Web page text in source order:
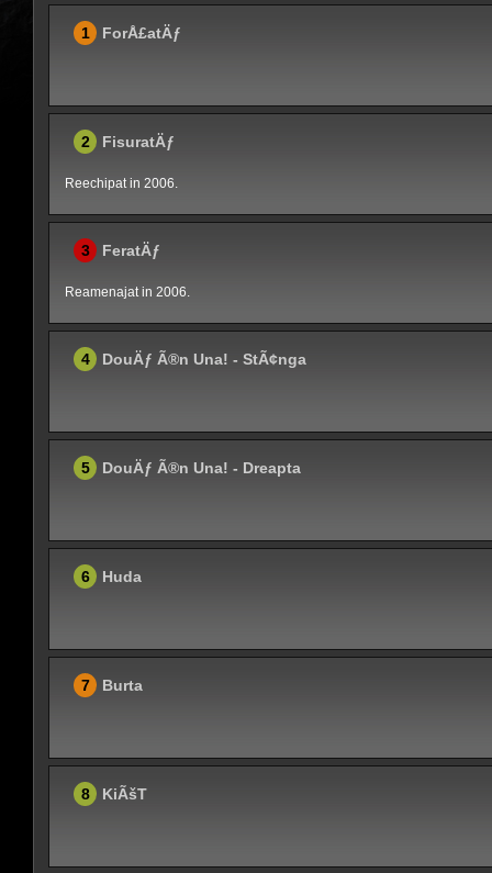
1 ForÅ£atÄƒ
2 FisuratÄƒ
Reechipat in 2006.
3 FeratÄƒ
Reamenajat in 2006.
4 DouÄƒ Ã®n Una! - StÃ¢nga
5 DouÄƒ Ã®n Una! - Dreapta
6 Huda
7 Burta
8 KiÃšT